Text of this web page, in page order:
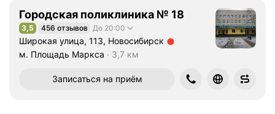
Городская поликлиника № 18
Рейтинг 3,5 из 5
3,5 456 отзывов До 20:00
Широкая улица, 113, Новосибирск
Метро м. Площадь Маркса Расстояние 3,7 км
м. Площадь Маркса 3,7 км
Записаться на приём